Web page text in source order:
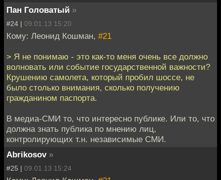
Пан Головатый »
#24 | 09.01.13 15:20
Кому: Леонид Кошман, #21
> Я не понимаю - это как-то меня очень все должно
волновать или событие государственной важности?
Крушению самолета, который пробил шоссе, не
было столько внимания, сколько получению
гражданином паспорта.
В медиа-СМИ то, что интересно публике. Или то, что
должна знать публика по мнению лиц,
контролирующих т.н. независимые СМИ.
Abrikosov »
#25 | 09.01.13 15:24